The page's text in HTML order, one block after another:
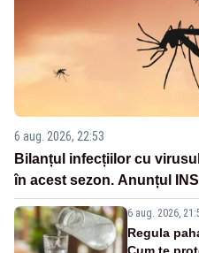
6 aug. 2026, 22:53
Bilanțul infecțiilor cu
în acest sezon. Anunțul
6 aug. 2026,
Regula